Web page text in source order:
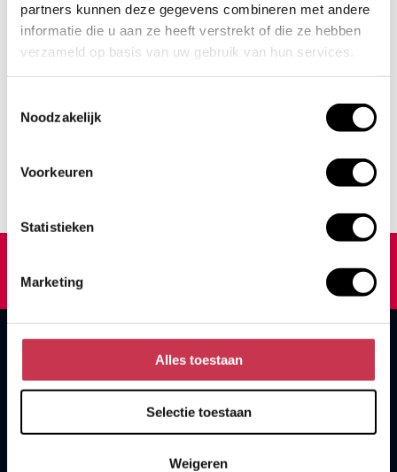
partners kunnen deze gegevens combineren met andere
informatie die u aan ze heeft verstrekt of die ze hebben
verzameld op basis van uw gebruik van hun services.
Noodzakelijk
Voorkeuren
Statistieken
Marketing
Alles toestaan
Selectie toestaan
Weigeren
Gerben Visser, Fenelab
Ambassador For Life
Uncategorized